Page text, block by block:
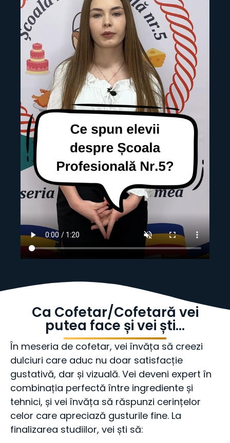
Ca Cofetar/Cofetară vei
putea face și vei ști…
În meseria de cofetar, vei învăța să creezi
dulciuri care aduc nu doar satisfacție
gustativă, dar și vizuală. Vei deveni expert în
combinația perfectă între ingrediente și
tehnici, și vei învăța să răspunzi cerințelor
celor care apreciază gusturile fine. La
finalizarea studiilor, vei ști să: